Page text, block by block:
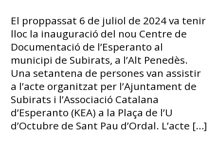
El proppassat 6 de juliol de 2024 va tenir
lloc la inauguració del nou Centre de
Documentació de l’Esperanto al
municipi de Subirats, a l’Alt Penedès.
Una setantena de persones van assistir
a l’acte organitzat per l’Ajuntament de
Subirats i l’Associació Catalana
d’Esperanto (KEA) a la Plaça de l’U
d’Octubre de Sant Pau d’Ordal. L’acte […]